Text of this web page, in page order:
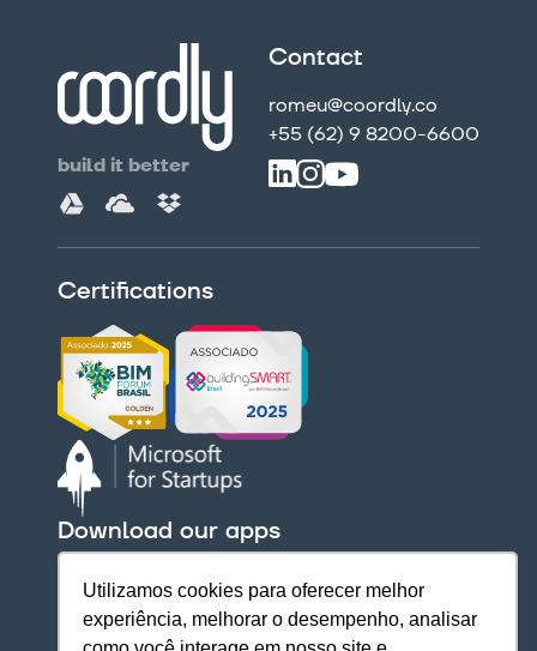
Utilizamos cookies para oferecer melhor
experiência, melhorar o desempenho, analisar
build it better
Contact
romeu@coordly.co
+55 (62) 9 8200-6600
Certifications
Download our apps